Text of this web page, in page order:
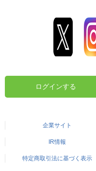
ログインする
企業サイト
IR情報
特定商取引法に基づく表示